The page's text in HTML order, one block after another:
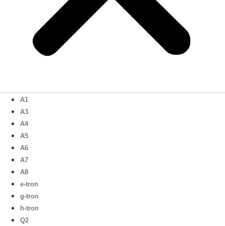
A1
A3
A4
A5
A6
A7
A8
e-tron
g-tron
h-tron
Q2